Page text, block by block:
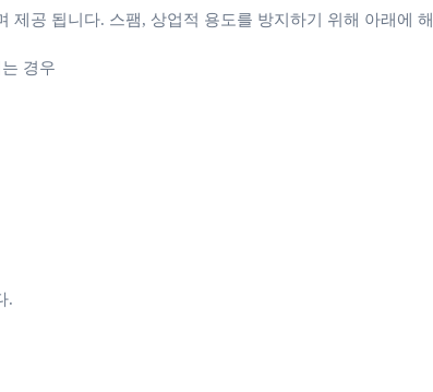
제공 됩니다. 스팸, 상업적 용도를 방지하기 위해 아래에
경우
.